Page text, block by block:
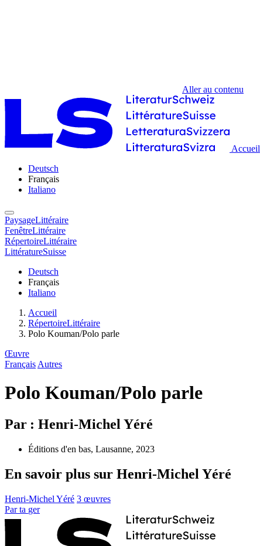
Aller au contenu
Accueil
Deutsch
Français
Italiano
PaysageLittéraire
FenêtreLittéraire
RépertoireLittéraire
LittératureSuisse
Deutsch
Français
Italiano
Accueil
RépertoireLittéraire
Polo Kouman/Polo parle
Œuvre
Français Autres
Polo Kouman/Polo parle
Par : Henri-Michel Yéré
Éditions d'en bas, Lausanne, 2023
En savoir plus sur Henri-Michel Yéré
Henri-Michel Yéré 3 œuvres
Par ta ger